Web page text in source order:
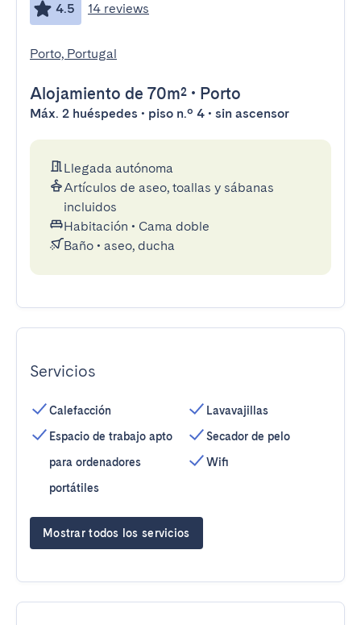
4.5 14 reviews
Porto, Portugal
Alojamiento de 70m² • Porto
Máx. 2 huéspedes • piso n.º 4 • sin ascensor
Llegada autónoma
Artículos de aseo, toallas y sábanas
incluidos
Habitación • Cama doble
Baño • aseo, ducha
Servicios
Calefacción
Espacio de trabajo apto
para ordenadores
portátiles
Lavavajillas
Secador de pelo
Wifi
Mostrar todos los servicios